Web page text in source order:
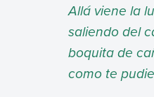
Allá viene la
saliendo del
boquita de
como te